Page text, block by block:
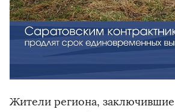
Жители региона, заключившие